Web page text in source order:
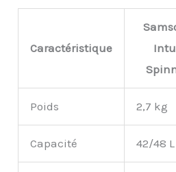
Caractéristique
Poids 2,7 kg
Capacité 42/48 L